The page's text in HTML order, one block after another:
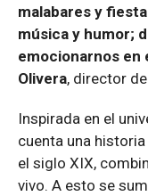
malabares y
música y humor;
emocionarnos en
Olivera, director
Inspirada en el
cuenta una
el siglo XIX,
vivo. A esto se